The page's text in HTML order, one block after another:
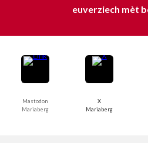
euverziech mèt
Mastodon
Mariaberg
X
Mariaberg